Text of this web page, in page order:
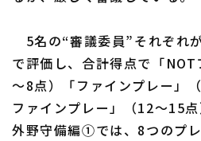
5名の“審議委員”それぞれ
で評価し、合計得点で「
〜8点）「ファインプレー」
ファインプレー」（12〜15点
外野守備編①では、8つのプ